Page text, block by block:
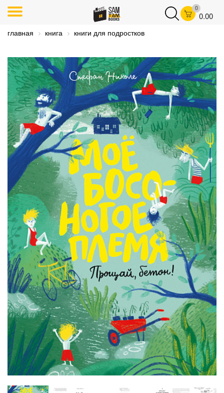
0
0.00
главная книга книги для подростков